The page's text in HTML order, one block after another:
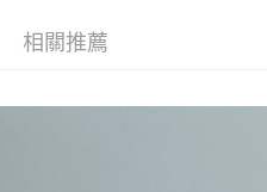
相關推薦